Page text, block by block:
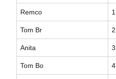
Remco 1
Tom Br 2
Anita 3
Tom Bo 4